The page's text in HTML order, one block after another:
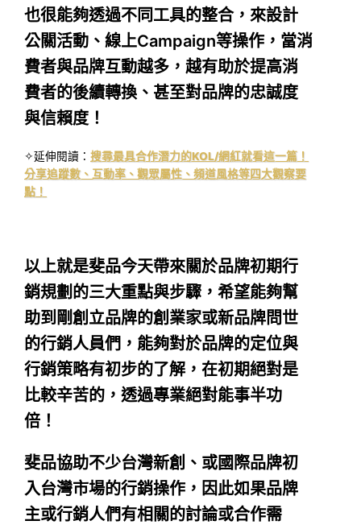
也很能夠透過不同工具的整合，來設計
公關活動、線上Campaign等操作，當消
費者與品牌互動越多，越有助於提高消
費者的後續轉換、甚至對品牌的忠誠度
與信賴度！
✧延伸閱讀： 搜尋最具合作潛力的KOL/網紅就看這一篇！
分享追蹤數、互動率、觀眾屬性、頻道風格等四大觀察要
點！
以上就是斐品今天帶來關於品牌初期行
銷規劃的三大重點與步驟，希望能夠幫
助到剛創立品牌的創業家或新品牌問世
的行銷人員們，能夠對於品牌的定位與
行銷策略有初步的了解，在初期絕對是
比較辛苦的，透過專業絕對能事半功
倍！
斐品協助不少台灣新創、或國際品牌初
入台灣市場的行銷操作，因此如果品牌
主或行銷人們有相關的討論或合作需